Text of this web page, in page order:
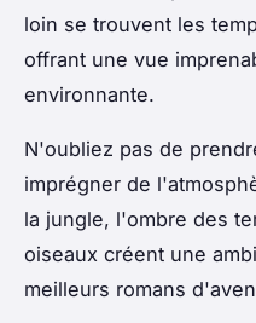
loin se trouvent les
offrant une vue
environnante.
N'oubliez pas de
imprégner de
la jungle, l'ombre des
oiseaux créent une
meilleurs romans